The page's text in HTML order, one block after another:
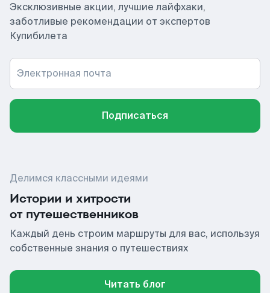
Эксклюзивные акции, лучшие лайфхаки,
заботливые рекомендации от экспертов
Купибилета
Электронная почта
Подписаться
Делимся классными идеями
Истории и хитрости
от путешественников
Каждый день строим маршруты для вас, используя
собственные знания о путешествиях
Читать блог